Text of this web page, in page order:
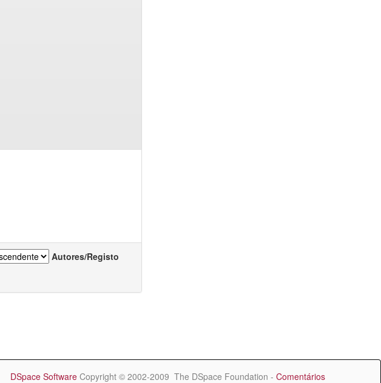
Autores/Registo
DSpace Software Copyright © 2002-2009 The DSpace Foundation - Comentários